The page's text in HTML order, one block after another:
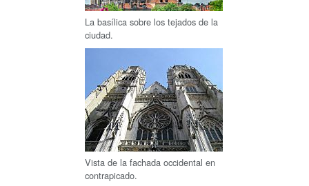
La basílica sobre los tejados de la
ciudad.
Vista de la fachada occidental en
contrapicado.